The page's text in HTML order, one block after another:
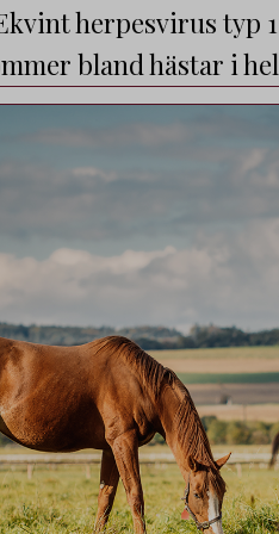
herpesvirus typ
bland hästar i